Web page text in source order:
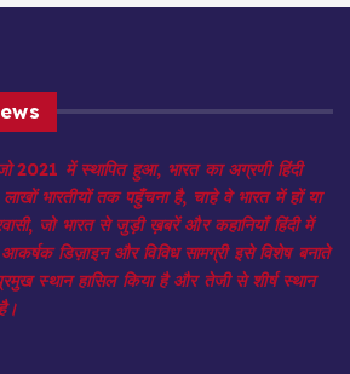
में स्थापित हुआ, भारत का अग्रणी हिंदी
भारतीयों तक पहुँचना है, चाहे वे भारत में हों या
जो भारत से जुड़ी ख़बरें और कहानियाँ हिंदी में
डिज़ाइन और विविध सामग्री इसे विशेष बनाते
स्थान हासिल किया है और तेजी से शीर्ष स्थान